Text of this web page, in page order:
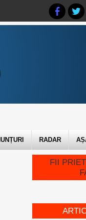
RADAR
FII